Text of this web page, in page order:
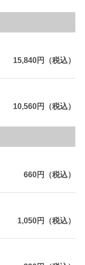
15,840円（税込）
10,560円（税込）
660円（税込）
1,050円（税込）